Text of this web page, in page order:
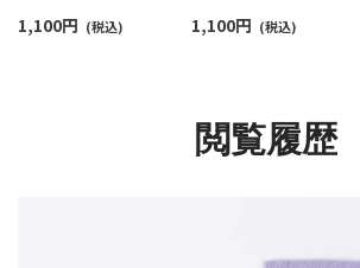
り オーガニックコット
1,100円 (税込)
製 03097220
1,100円 (税込)
閲覧履歴